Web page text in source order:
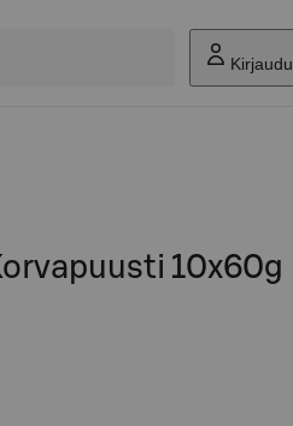
Kirjaudu
10x60g